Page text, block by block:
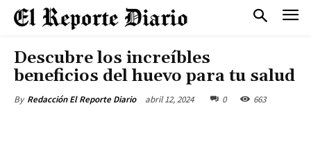
Descubre los increíbles
beneficios del huevo para tu salud
By Redacción El Reporte Diario abril 12, 2024 0 663